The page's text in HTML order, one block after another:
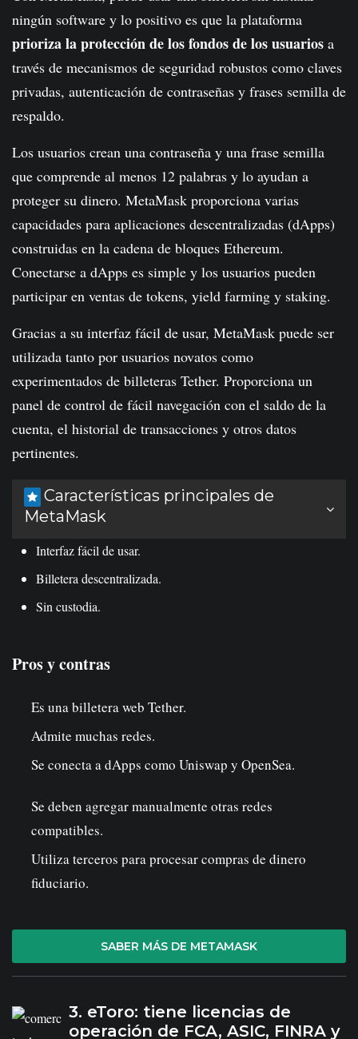
ningún software y lo positivo es que la plataforma
prioriza la protección de los fondos de los usuarios a
través de mecanismos de seguridad robustos como claves
privadas, autenticación de contraseñas y frases semilla de
respaldo.
Los usuarios crean una contraseña y una frase semilla
que comprende al menos 12 palabras y lo ayudan a
proteger su dinero. MetaMask proporciona varias
capacidades para aplicaciones descentralizadas (dApps)
construidas en la cadena de bloques Ethereum.
Conectarse a dApps es simple y los usuarios pueden
participar en ventas de tokens, yield farming y staking.
Gracias a su interfaz fácil de usar, MetaMask puede ser
utilizada tanto por usuarios novatos como
experimentados de billeteras Tether. Proporciona un
panel de control de fácil navegación con el saldo de la
cuenta, el historial de transacciones y otros datos
pertinentes.
Características principales de
MetaMask
Interfaz fácil de usar.
Billetera descentralizada.
Sin custodia.
Pros y contras
Es una billetera web Tether.
Admite muchas redes.
Se conecta a dApps como Uniswap y OpenSea.
Se deben agregar manualmente otras redes
compatibles.
Utiliza terceros para procesar compras de dinero
fiduciario.
SABER MÁS DE METAMASK
3. eToro: tiene licencias de
operación de FCA, ASIC, FINRA y